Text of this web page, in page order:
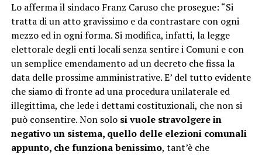
Lo afferma il sindaco Franz Caruso che prosegue: “Si
tratta di un atto gravissimo e da contrastare con ogni
mezzo ed in ogni forma. Si modifica, infatti, la legge
elettorale degli enti locali senza sentire i Comuni e con
un semplice emendamento ad un decreto che fissa la
data delle prossime amministrative. E’ del tutto evidente
che siamo di fronte ad una procedura unilaterale ed
illegittima, che lede i dettami costituzionali, che non si
può consentire. Non solo si vuole stravolgere in
negativo un sistema, quello delle elezioni comunali
appunto, che funziona benissimo, tant’è che